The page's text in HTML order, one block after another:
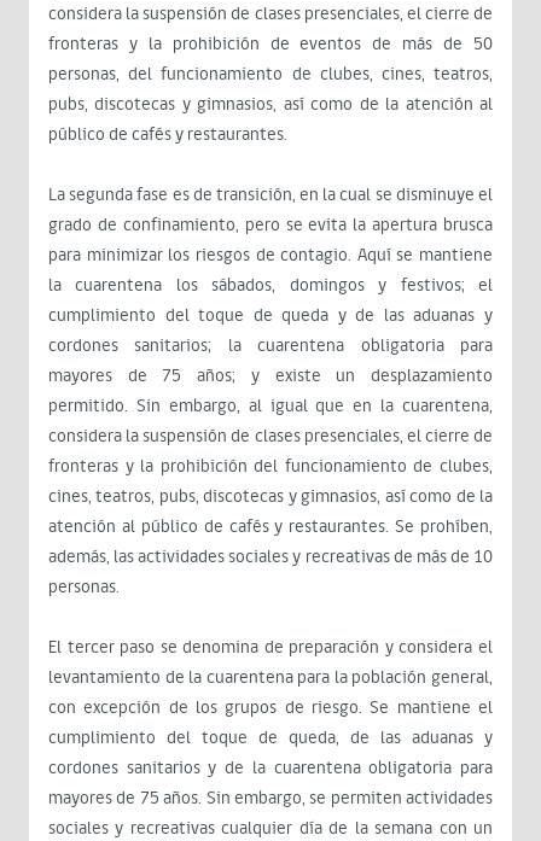
considera la suspensión de clases presenciales, el cierre de
fronteras y la prohibición de eventos de más de 50
personas, del funcionamiento de clubes, cines, teatros,
pubs, discotecas y gimnasios, así como de la atención al
público de cafés y restaurantes.
La segunda fase es de transición, en la cual se disminuye el
grado de confinamiento, pero se evita la apertura brusca
para minimizar los riesgos de contagio. Aquí se mantiene
la cuarentena los sábados, domingos y festivos; el
cumplimiento del toque de queda y de las aduanas y
cordones sanitarios; la cuarentena obligatoria para
mayores de 75 años; y existe un desplazamiento
permitido. Sin embargo, al igual que en la cuarentena,
considera la suspensión de clases presenciales, el cierre de
fronteras y la prohibición del funcionamiento de clubes,
cines, teatros, pubs, discotecas y gimnasios, así como de la
atención al público de cafés y restaurantes. Se prohíben,
además, las actividades sociales y recreativas de más de 10
personas.
El tercer paso se denomina de preparación y considera el
levantamiento de la cuarentena para la población general,
con excepción de los grupos de riesgo. Se mantiene el
cumplimiento del toque de queda, de las aduanas y
cordones sanitarios y de la cuarentena obligatoria para
mayores de 75 años. Sin embargo, se permiten actividades
sociales y recreativas cualquier día de la semana con un